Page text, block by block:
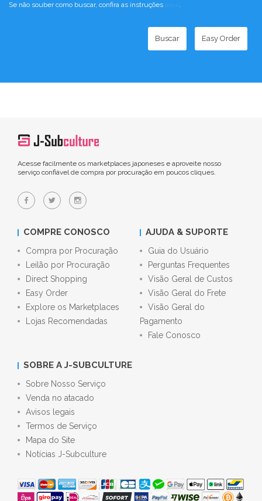
Se não souber como buscar, confira as instruções aqui.
Buscar Easy Order
Acesse facilmente os marketplaces japoneses e aproveite nosso
serviço confiável de compra por procuração em poucos cliques.
COMPRE CONOSCO
Compra por Procuração
Leilão por Procuração
Direct Shopping
Easy Order
Explore os Marketplaces
Lojas Recomendadas
AJUDA & SUPORTE
Guia do Usuário
Perguntas Frequentes
Visão Geral de Custos
Visão Geral do Frete
Visão Geral do
Pagamento
Fale Conosco
SOBRE A J-SUBCULTURE
Sobre Nosso Serviço
Venda no atacado
Avisos legais
Termos de Serviço
Mapa do Site
Notícias J-Subculture